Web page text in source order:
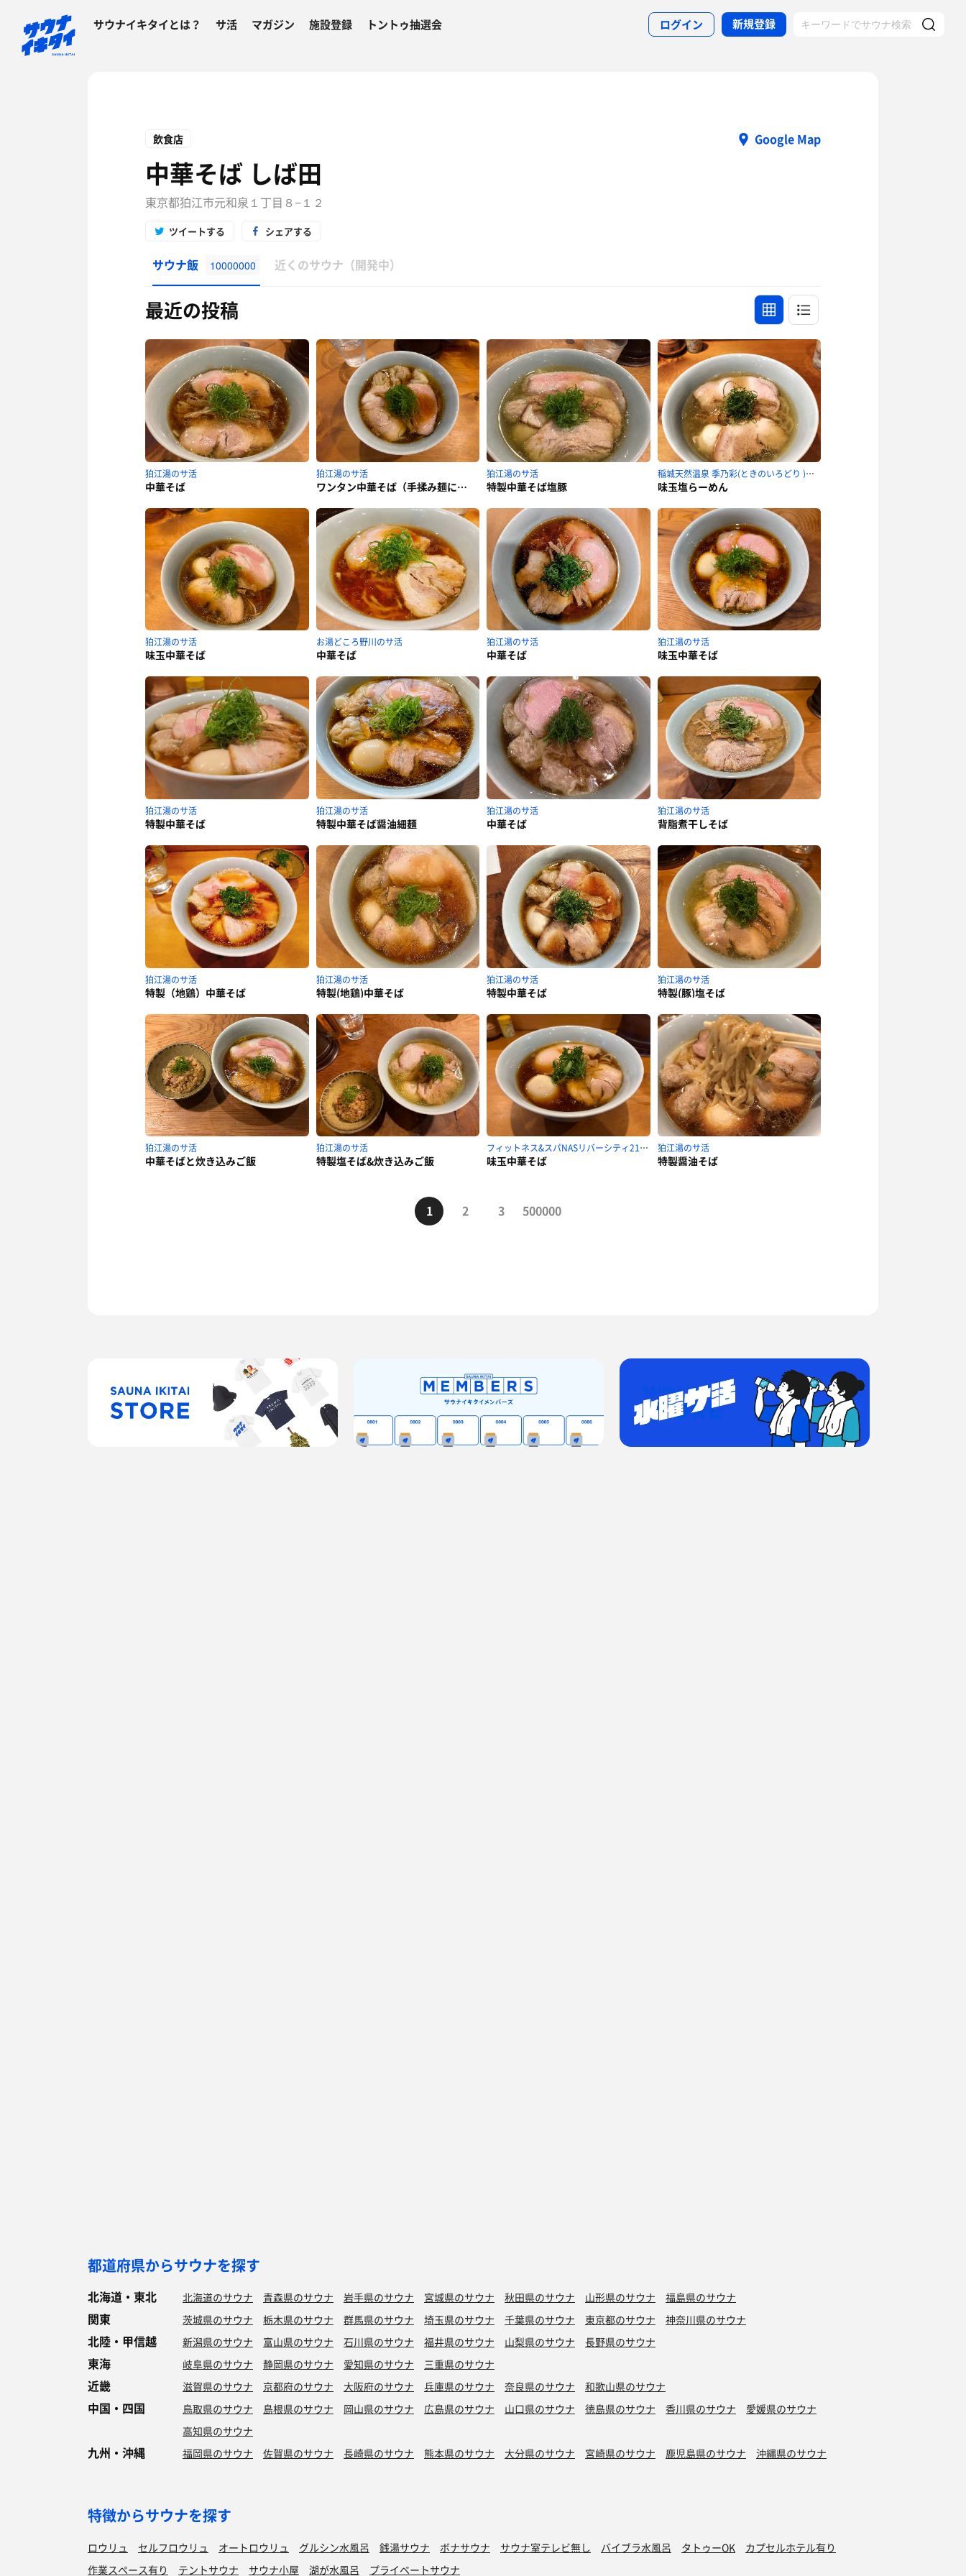
サウナイキタイとは？ サ活 マガジン 施設登録 トントゥ抽選会 ログイン 新規登録
飲食店 Google Map
中華そば しば田
東京都狛江市元和泉１丁目８−１２
ツイートする シェアする
サウナ飯 10000000 近くのサウナ（開発中）
最近の投稿
狛江湯のサ活
中華そば
狛江湯のサ活
ワンタン中華そば（手揉み麺に変更）
狛江湯のサ活
特製中華そば塩豚
稲城天然温泉 季乃彩(ときのいろどり )のサ活
味玉塩らーめん
狛江湯のサ活
味玉中華そば
お湯どころ野川のサ活
中華そば
狛江湯のサ活
中華そば
狛江湯のサ活
味玉中華そば
狛江湯のサ活
特製中華そば
狛江湯のサ活
特製中華そば醤油細麺
狛江湯のサ活
中華そば
狛江湯のサ活
背脂煮干しそば
狛江湯のサ活
特製（地鶏）中華そば
狛江湯のサ活
特製(地鶏)中華そば
狛江湯のサ活
特製中華そば
狛江湯のサ活
特製(豚)塩そば
狛江湯のサ活
中華そばと炊き込みご飯
狛江湯のサ活
特製塩そば&炊き込みご飯
フィットネス&スパNASリバーシティ21のサ活
味玉中華そば
狛江湯のサ活
特製醤油そば
1 2 3 500000
都道府県からサウナを探す
北海道・東北 北海道のサウナ 青森県のサウナ 岩手県のサウナ 宮城県のサウナ 秋田県のサウナ 山形県のサウナ 福島県のサウナ
関東 茨城県のサウナ 栃木県のサウナ 群馬県のサウナ 埼玉県のサウナ 千葉県のサウナ 東京都のサウナ 神奈川県のサウナ
北陸・甲信越 新潟県のサウナ 富山県のサウナ 石川県のサウナ 福井県のサウナ 山梨県のサウナ 長野県のサウナ
東海 岐阜県のサウナ 静岡県のサウナ 愛知県のサウナ 三重県のサウナ
近畿 滋賀県のサウナ 京都府のサウナ 大阪府のサウナ 兵庫県のサウナ 奈良県のサウナ 和歌山県のサウナ
中国・四国 鳥取県のサウナ 島根県のサウナ 岡山県のサウナ 広島県のサウナ 山口県のサウナ 徳島県のサウナ 香川県のサウナ
愛媛県のサウナ
高知県のサウナ
九州・沖縄 福岡県のサウナ 佐賀県のサウナ 長崎県のサウナ 熊本県のサウナ 大分県のサウナ 宮崎県のサウナ 鹿児島県のサウナ 沖縄県のサウナ
特徴からサウナを探す
ロウリュ セルフロウリュ オートロウリュ グルシン水風呂 銭湯サウナ ボナサウナ サウナ室テレビ無し バイブラ水風呂 タトゥーOK
カプセルホテル有り
作業スペース有り
テントサウナ サウナ小屋 湖が水風呂 プライベートサウナ